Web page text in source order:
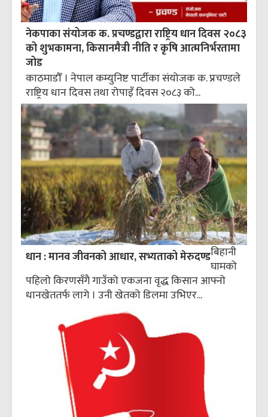
नेकपाका संयोजक क. प्रचण्डद्वारा राष्ट्रिय धान दिवस २०८३
को शुभकामना, किसानमैत्री नीति र कृषि आत्मनिर्भरतामा
जोड
काठमाडौँ । नेपाल कम्युनिष्ट पार्टीका संयोजक क. प्रचण्डले
राष्ट्रिय धान दिवस तथा रोपाइँ दिवस २०८३ को...
धान : मानव जीवनको आधार, सभ्यताको मेरुदण्डबिहानी
घामको
पहिलो किरणसँगै गाउँको एकजना वृद्ध किसान आफ्नो
धानखेततर्फ लागे । उनी खेतको डिलमा उभिएर...